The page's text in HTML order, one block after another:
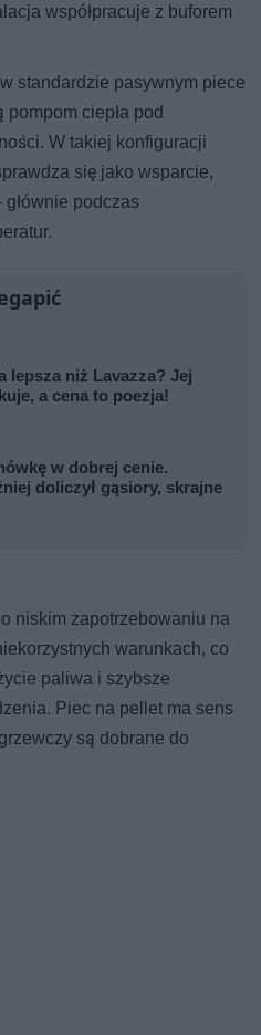
współpracuje z buforem
standardzie pasywnym piece
ciepła pod
W takiej konfiguracji
się jako wsparcie,
podczas
lepsza niż Lavazza? Jej
a cena to poezja!
w dobrej cenie.
doliczył gąsiory, skrajne
niskim zapotrzebowaniu na
warunkach, co
paliwa i szybsze
Piec na pellet ma sens
są dobrane do